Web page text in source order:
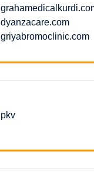
dyanzacare.com
griyabromoclinic.com
pkv